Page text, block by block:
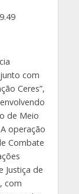
com
Ceres”,
de Meio
operação
Combate
Justiça de
com